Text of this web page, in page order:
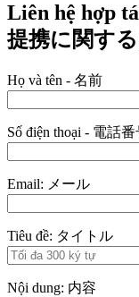
Liên hệ hợp
提携に関す
Họ và tên - 名前
Số điện thoại - 電話番
Email: メール
Tiêu đề: タイトル
Nội dung: 内容